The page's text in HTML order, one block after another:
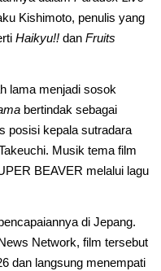
Kishimoto, penulis yang
Haikyu!! dan Fruits
lama menjadi sosok
bertindak sebagai
posisi kepala sutradara
Musik tema film
BEAVER melalui lagu
di Jepang.
Network, film tersebut
dan langsung menempati